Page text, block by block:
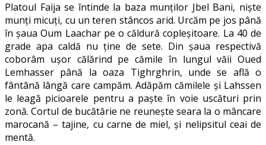
Platoul Faija se întinde la baza munţilor Jbel Bani, nişte
munţi micuţi, cu un teren stâncos arid. Urcăm pe jos până
în şaua Oum Laachar pe o căldură copleşitoare. La 40 de
grade apa caldă nu ţine de sete. Din şaua respectivă
coborâm uşor călărind pe cămile în lungul văii Oued
Lemhasser până la oaza Tighrghrin, unde se află o
fântână lângă care campăm. Adăpăm cămilele şi Lahssen
le leagă picioarele pentru a paşte în voie uscături prin
zonă. Cortul de bucătărie ne reuneşte seara la o mâncare
marocană – tajine, cu carne de miel, şi nelipsitul ceai de
mentă.